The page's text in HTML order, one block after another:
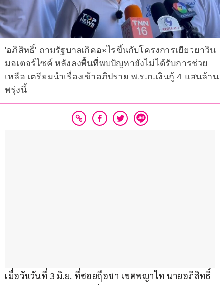
'อภิสิทธิ์' ถามรัฐบาลเกิดอะไรขึ้นกับโครงการเยียวยาวิน
มอเตอร์ไซค์ หลังลงพื้นที่พบปัญหายังไม่ได้รับการช่วย
เหลือ เตรียมนำเรื่องเข้าอภิปราย พ.ร.ก.เงินกู้ 4 แสนล้าน
พรุ่งนี้
เมื่อวันวันที่ 3 มิ.ย. ที่ซอยฤือชา เขตพญาไท นายอภิสิทธิ์